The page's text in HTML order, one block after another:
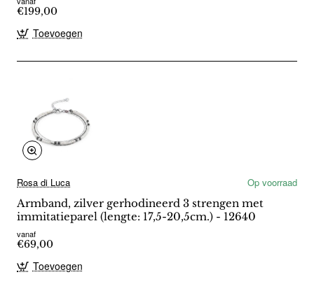
€199,00
Toevoegen
Rosa di Luca
Op voorraad
Armband, zilver gerhodineerd 3 strengen met
immitatieparel (lengte: 17,5-20,5cm.) - 12640
vanaf
€69,00
Toevoegen